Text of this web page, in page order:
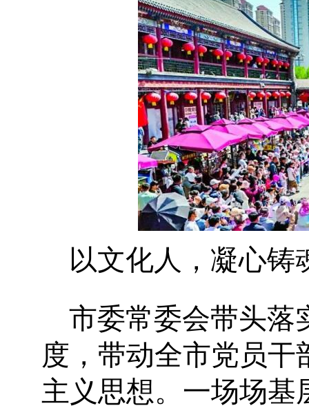
以文化人，凝心铸
市委常委会带头落
度，带动全市党员
主义思想。一场场